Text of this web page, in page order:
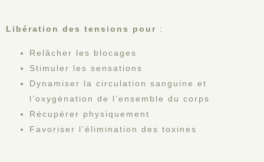
Libération des tensions pour :
Relâcher les blocages
Stimuler les sensations
Dynamiser la circulation sanguine et
l’oxygénation de l’ensemble du corps
Récupérer physiquement
Favoriser l’élimination des toxines